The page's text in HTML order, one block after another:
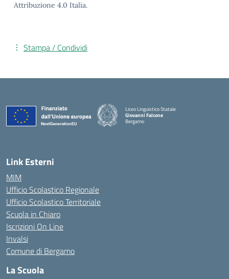
Attribuzione 4.0 Italia.
Stampa / Condividi
Liceo Linguistico Statale
Giovanni Falcone
Bergamo
— Visita la pagina iniziale della scuola
Link Esterni
MIM
Ufficio Scolastico Regionale
Ufficio Scolastico Territoriale
Scuola in Chiaro
Iscrizioni On Line
Invalsi
Comune di Bergamo
La Scuola